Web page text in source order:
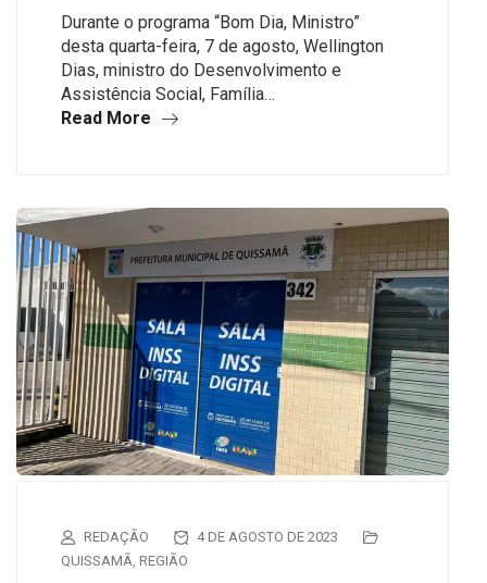
Durante o programa “Bom Dia, Ministro”
desta quarta-feira, 7 de agosto, Wellington
Dias, ministro do Desenvolvimento e
Assistência Social, Família…
Read More
REDAÇÃO
4 DE AGOSTO DE 2023
QUISSAMÃ, REGIÃO